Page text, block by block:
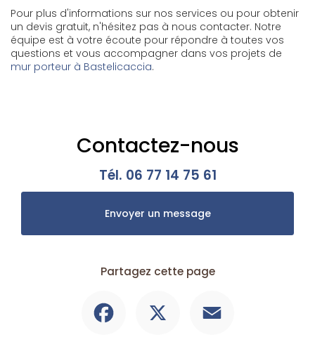
Pour plus d'informations sur nos services ou pour obtenir
un devis gratuit, n'hésitez pas à nous contacter. Notre
équipe est à votre écoute pour répondre à toutes vos
questions et vous accompagner dans vos projets de
mur porteur à Bastelicaccia.
Contactez-nous
Tél. 06 77 14 75 61
Envoyer un message
Partagez cette page